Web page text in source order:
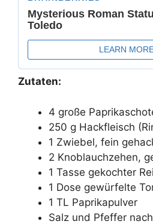
Zutaten:
4 große
250 g Hackfleisch
1 Zwiebel, fein
2 Knoblauchzehen,
1 Tasse gekochter
1 Dose gewürfelte
1 TL Paprikapulver
Salz und Pfeffer